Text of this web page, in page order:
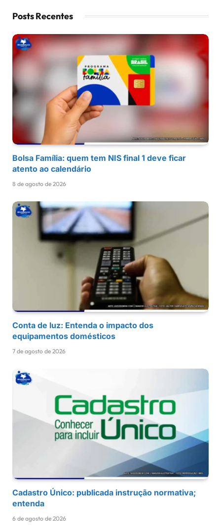
Posts Recentes
Bolsa Família: quem tem NIS final 1 deve ficar
atento ao calendário
8 de agosto de 2026
Conta de luz: Entenda o impacto dos
equipamentos domésticos
7 de agosto de 2026
Cadastro Único: publicada instrução normativa;
entenda
6 de agosto de 2026